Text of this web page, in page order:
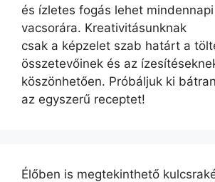
és ízletes fogás lehet
vacsorára. Kreativitásunknak
csak a képzelet szab határt a
összetevőinek és az
köszönhetően. Próbáljuk ki
az egyszerű receptet!
Élőben is megtekinthető